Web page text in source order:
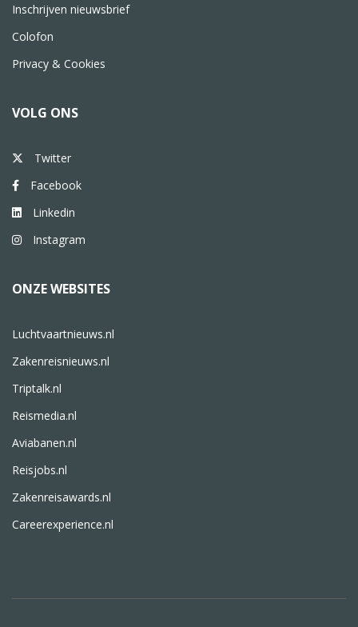
Inschrijven nieuwsbrief
Colofon
Privacy & Cookies
VOLG ONS
Twitter
Facebook
Linkedin
Instagram
ONZE WEBSITES
Luchtvaartnieuws.nl
Zakenreisnieuws.nl
Triptalk.nl
Reismedia.nl
Aviabanen.nl
Reisjobs.nl
Zakenreisawards.nl
Careerexperience.nl